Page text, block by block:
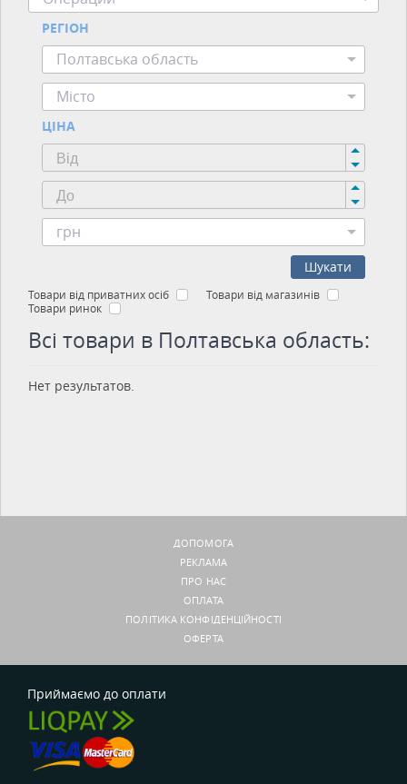
РЕГІОН
Полтавська область
Місто
ЦІНА
грн
Шукати
Товари від приватних осіб
Товари від магазинів
Товари ринок
Всі товари в Полтавська область:
Нет результатов.
ДОПОМОГА
РЕКЛАМА
ПРО НАС
ОПЛАТА
ПОЛІТИКА КОНФІДЕНЦІЙНОСТІ
ОФЕРТА
Приймаємо до оплати